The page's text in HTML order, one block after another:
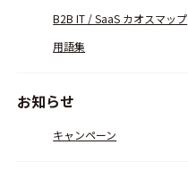
B2B IT / SaaS カオスマップ
用語集
お知らせ
キャンペーン